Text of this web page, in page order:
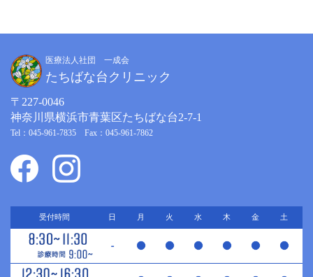
医療法人社団 一成会
たちばな台クリニック
〒227-0046
神奈川県横浜市青葉区たちばな台2-7-1
Tel：045-961-7835 Fax：045-961-7862
受付時間 日 月 火 水 木 金 土